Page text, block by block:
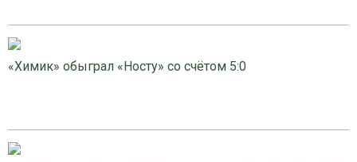
«Химик» обыграл «Носту» со счётом 5:0